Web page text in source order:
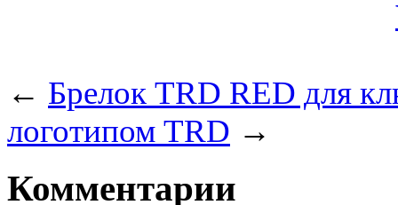
← Брелок TRD RED для
логотипом TRD →
Комментарии